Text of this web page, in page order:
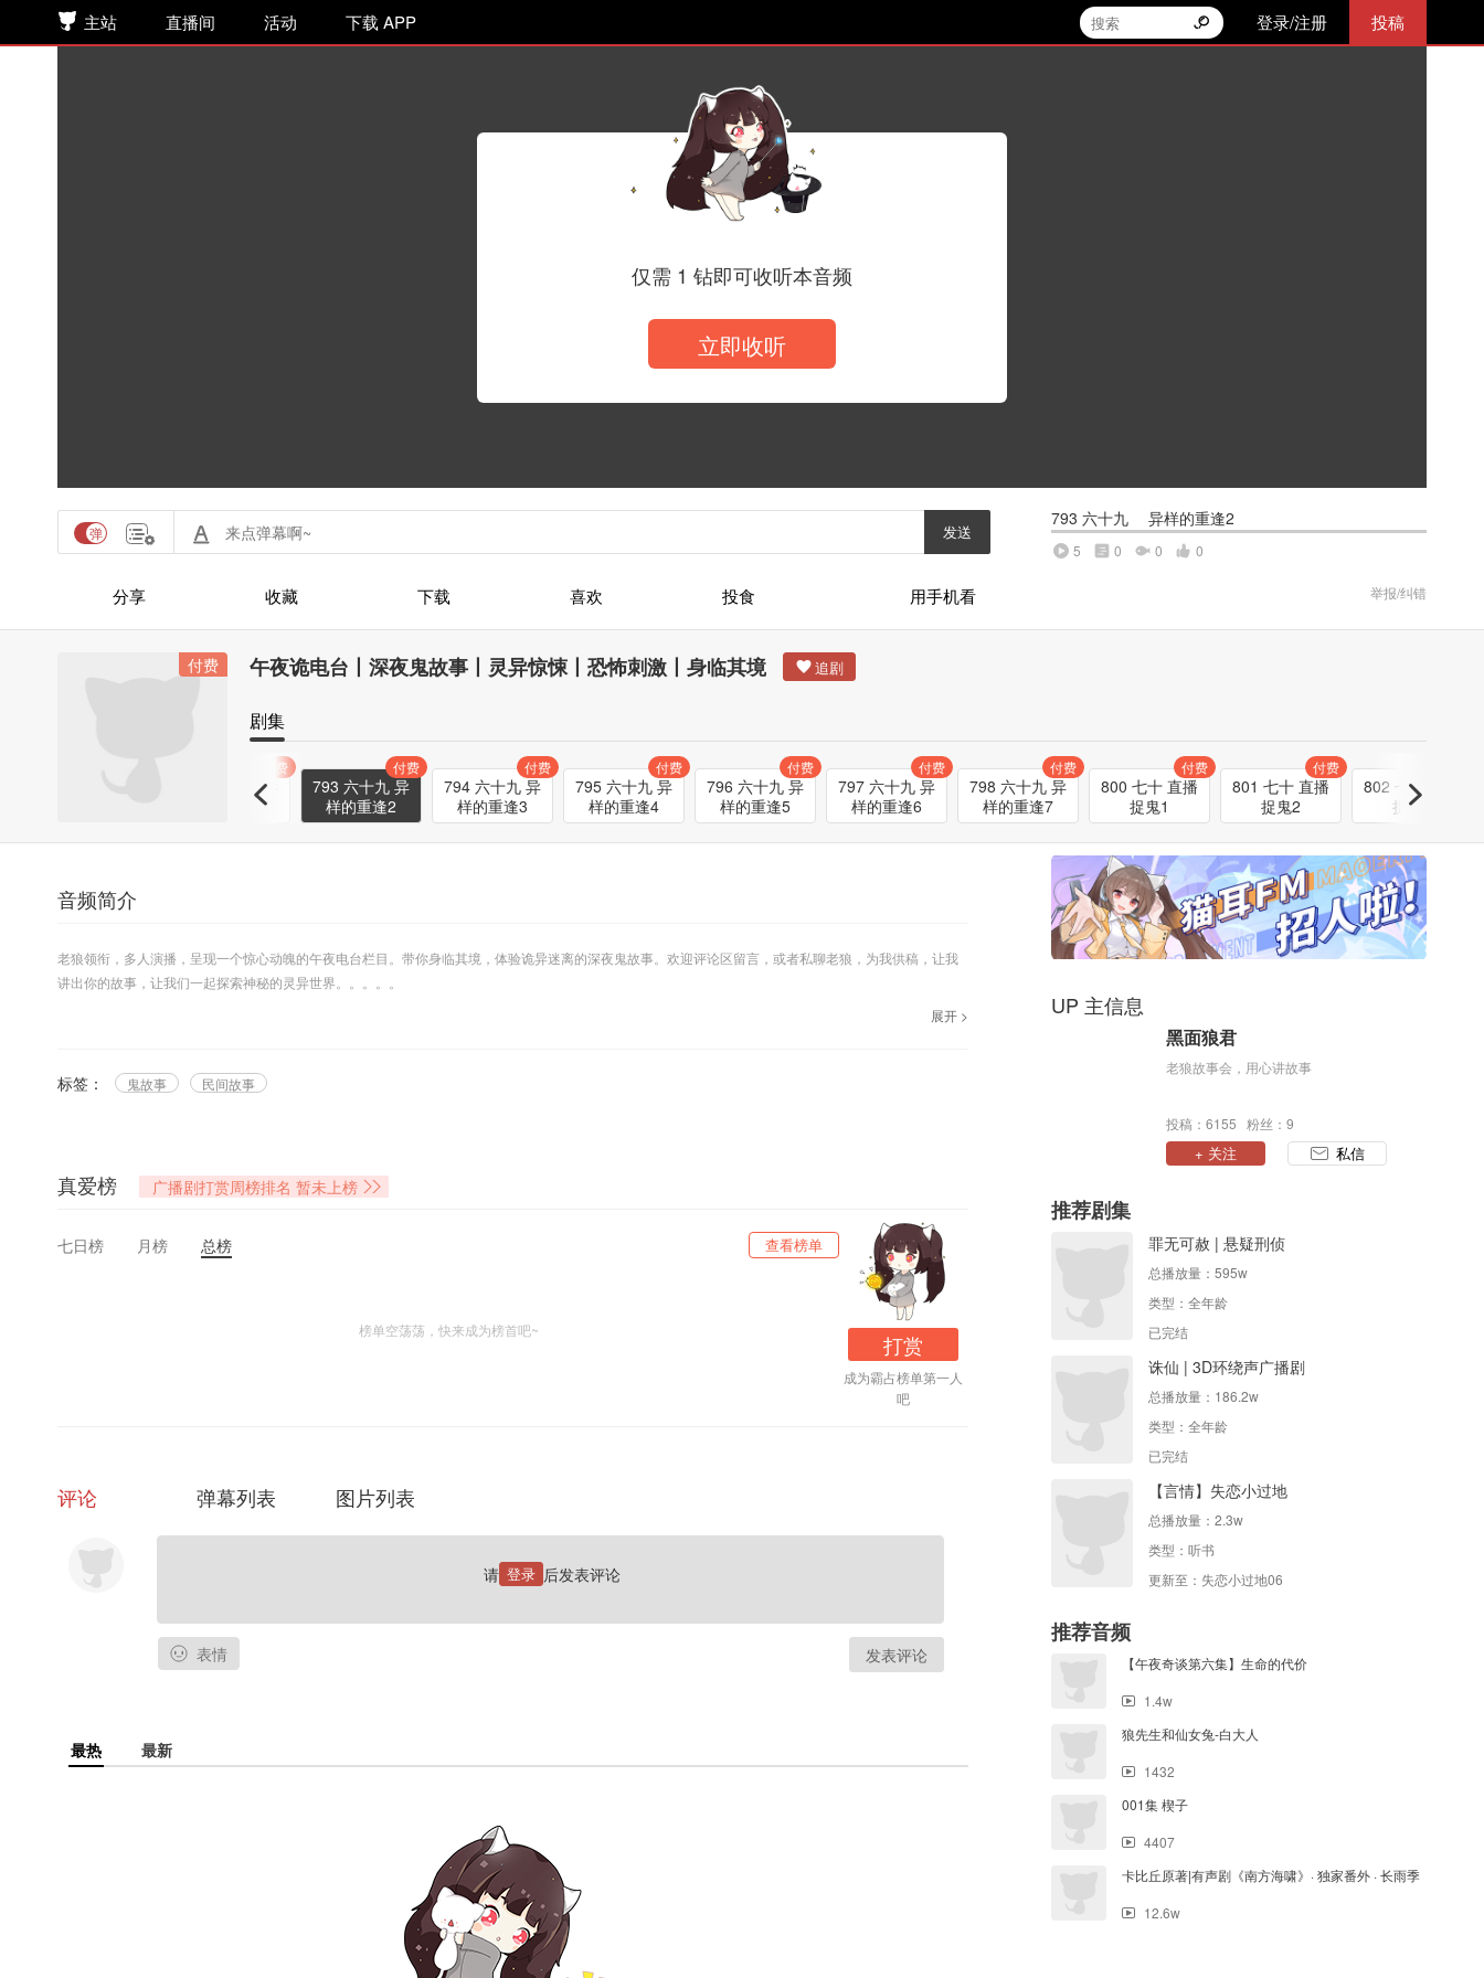
主站 直播间 活动 下载 APP 登录/注册 投稿
仅需 1 钻即可收听本音频
立即收听
发送
分享 收藏 下载 喜欢 投食 用手机看
793 六十九 异样的重逢2
5 0 0 0
举报/纠错
付费 午夜诡电台丨深夜鬼故事丨灵异惊悚丨恐怖刺激丨身临其境
剧集
792 六十九 异
样的重逢1
付费
793 六十九 异
样的重逢2
付费
794 六十九 异
样的重逢3
付费
795 六十九 异
样的重逢4
付费
796 六十九 异
样的重逢5
付费
797 六十九 异
样的重逢6
付费
798 六十九 异
样的重逢7
付费
800 七十 直播
捉鬼1
付费
801 七十 直播
捉鬼2
付费
802 七十 直播
捉鬼3
音频简介
老狼领衔，多人演播，呈现一个惊心动魄的午夜电台栏目。带你身临其境，体验诡异迷离的深夜鬼故事。欢迎评论区留言，或者私聊老狼，为我供稿，让我
讲出你的故事，让我们一起探索神秘的灵异世界。。。。。
能安心睡去，我就不敢保证了。
展开 >
标签： 鬼故事 民间故事
真爱榜 广播剧打赏周榜排名 暂未上榜
七日榜 月榜 总榜 查看榜单
榜单空荡荡，快来成为榜首吧~
打赏
成为霸占榜单第一人
吧
评论 弹幕列表 图片列表
请 登录 后发表评论
表情 发表评论
最热 最新
UP 主信息
黑面狼君
老狼故事会，用心讲故事
投稿：6155 粉丝：9
+ 关注 私信
推荐剧集
罪无可赦 | 悬疑刑侦
总播放量： 595w
类型： 全年龄
已完结
诛仙 | 3D环绕声广播剧
总播放量： 186.2w
类型： 全年龄
已完结
【言情】失恋小过地
总播放量： 2.3w
类型： 听书
更新至：失恋小过地06
推荐音频
【午夜奇谈第六集】生命的代价
1.4w
狼先生和仙女兔-白大人
1432
001集 楔子
4407
卡比丘原著|有声剧《南方海啸》· 独家番外 · 长雨季
12.6w